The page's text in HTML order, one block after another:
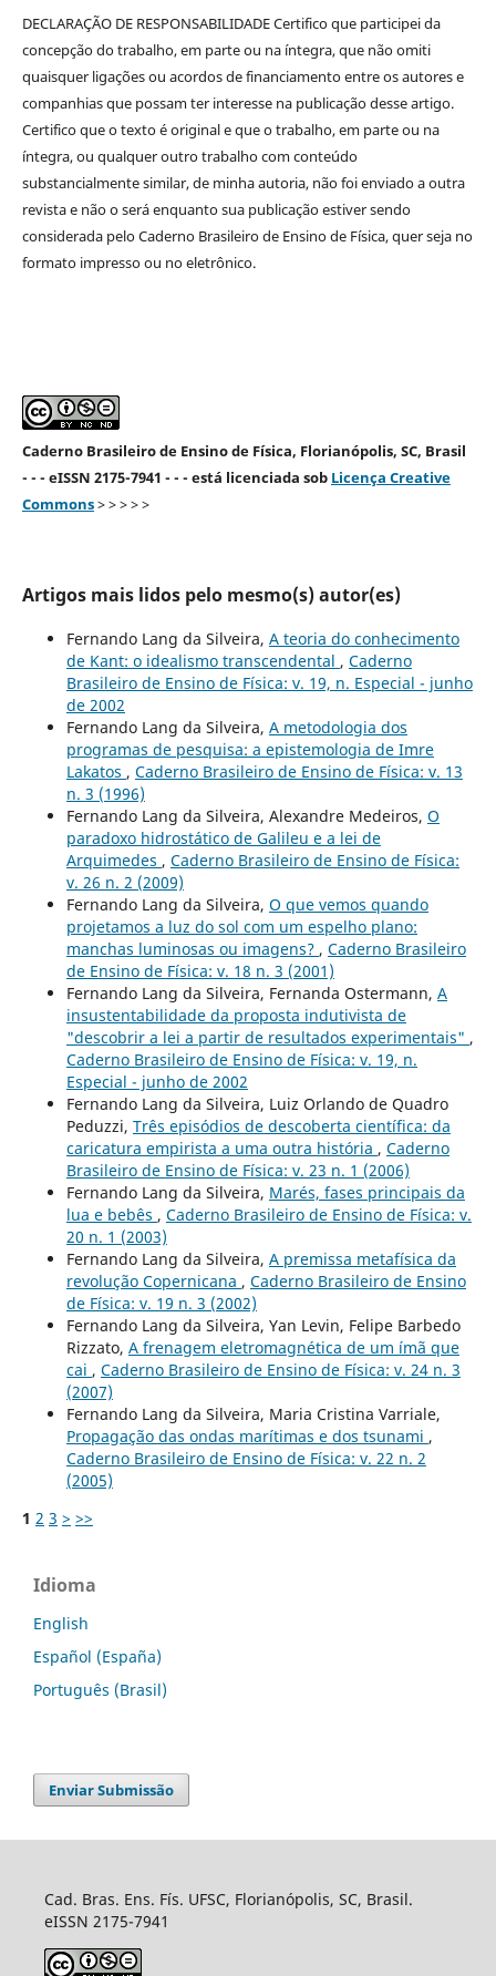
DECLARAÇÃO DE RESPONSABILIDADE Certifico que participei da
concepção do trabalho, em parte ou na íntegra, que não omiti
quaisquer ligações ou acordos de financiamento entre os autores e
companhias que possam ter interesse na publicação desse artigo.
Certifico que o texto é original e que o trabalho, em parte ou na
íntegra, ou qualquer outro trabalho com conteúdo
substancialmente similar, de minha autoria, não foi enviado a outra
revista e não o será enquanto sua publicação estiver sendo
considerada pelo Caderno Brasileiro de Ensino de Física, quer seja no
formato impresso ou no eletrônico.
Caderno Brasileiro de Ensino de Física, Florianópolis, SC, Brasil
- - - eISSN 2175-7941 - - - está licenciada sob Licença Creative
Commons> > > > >
Artigos mais lidos pelo mesmo(s) autor(es)
Fernando Lang da Silveira, A teoria do conhecimento
de Kant: o idealismo transcendental , Caderno
Brasileiro de Ensino de Física: v. 19, n. Especial - junho
de 2002
Fernando Lang da Silveira, A metodologia dos
programas de pesquisa: a epistemologia de Imre
Lakatos , Caderno Brasileiro de Ensino de Física: v. 13
n. 3 (1996)
Fernando Lang da Silveira, Alexandre Medeiros, O
paradoxo hidrostático de Galileu e a lei de
Arquimedes , Caderno Brasileiro de Ensino de Física:
v. 26 n. 2 (2009)
Fernando Lang da Silveira, O que vemos quando
projetamos a luz do sol com um espelho plano:
manchas luminosas ou imagens? , Caderno Brasileiro
de Ensino de Física: v. 18 n. 3 (2001)
Fernando Lang da Silveira, Fernanda Ostermann, A
insustentabilidade da proposta indutivista de
"descobrir a lei a partir de resultados experimentais" ,
Caderno Brasileiro de Ensino de Física: v. 19, n.
Especial - junho de 2002
Fernando Lang da Silveira, Luiz Orlando de Quadro
Peduzzi, Três episódios de descoberta científica: da
caricatura empirista a uma outra história , Caderno
Brasileiro de Ensino de Física: v. 23 n. 1 (2006)
Fernando Lang da Silveira, Marés, fases principais da
lua e bebês , Caderno Brasileiro de Ensino de Física: v.
20 n. 1 (2003)
Fernando Lang da Silveira, A premissa metafísica da
revolução Copernicana , Caderno Brasileiro de Ensino
de Física: v. 19 n. 3 (2002)
Fernando Lang da Silveira, Yan Levin, Felipe Barbedo
Rizzato, A frenagem eletromagnética de um ímã que
cai , Caderno Brasileiro de Ensino de Física: v. 24 n. 3
(2007)
Fernando Lang da Silveira, Maria Cristina Varriale,
Propagação das ondas marítimas e dos tsunami ,
Caderno Brasileiro de Ensino de Física: v. 22 n. 2
(2005)
1 2 3 > >>
Idioma
English
Español (España)
Português (Brasil)
Enviar Submissão
Cad. Bras. Ens. Fís. UFSC, Florianópolis, SC, Brasil.
eISSN 2175-7941